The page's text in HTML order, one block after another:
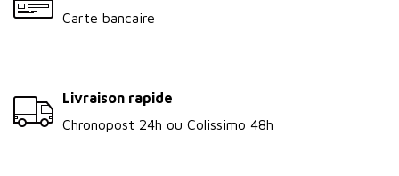
Carte bancaire
Livraison rapide
Chronopost 24h ou Colissimo 48h